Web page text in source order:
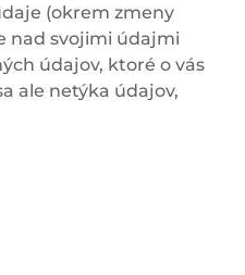
(okrem zmeny
nad svojimi údajmi
údajov, ktoré o vás
ale netýka údajov,